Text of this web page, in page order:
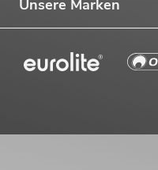
Unsere Marken